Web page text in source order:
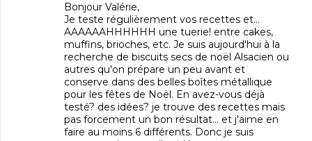
Bonjour Valérie,
Je teste régulièrement vos recettes et...
AAAAAAHHHHHH une tuerie! entre cakes,
muffins, brioches, etc. Je suis aujourd'hui à la
recherche de biscuits secs de noël Alsacien ou
autres qu'on prépare un peu avant et
conserve dans des belles boîtes métallique
pour les fêtes de Noël. En avez-vous déjà
testé? des idées? je trouve des recettes mais
pas forcement un bon résultat... et j'aime en
faire au moins 6 différents. Donc je suis